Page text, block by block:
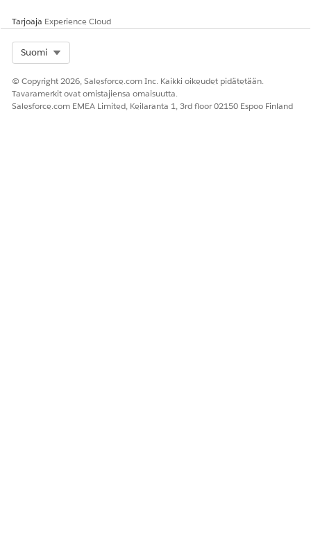
RATKAISIKO TÄMÄ ARTIKKELI ONGELMASI?
Anna palautetta, jotta voimme kehittyä!
Tarjoaja Experience Cloud
Suomi
© Copyright 2026, Salesforce.com Inc. Kaikki oikeudet pidätetään.
Tavaramerkit ovat omistajiensa omaisuutta.
Salesforce.com EMEA Limited, Keilaranta 1, 3rd floor 02150 Espoo Finland